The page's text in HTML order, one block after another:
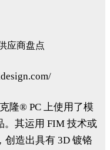
隆® PC 上使用了模
其运用 FIM 技术或
创造出具有 3D 镀铬